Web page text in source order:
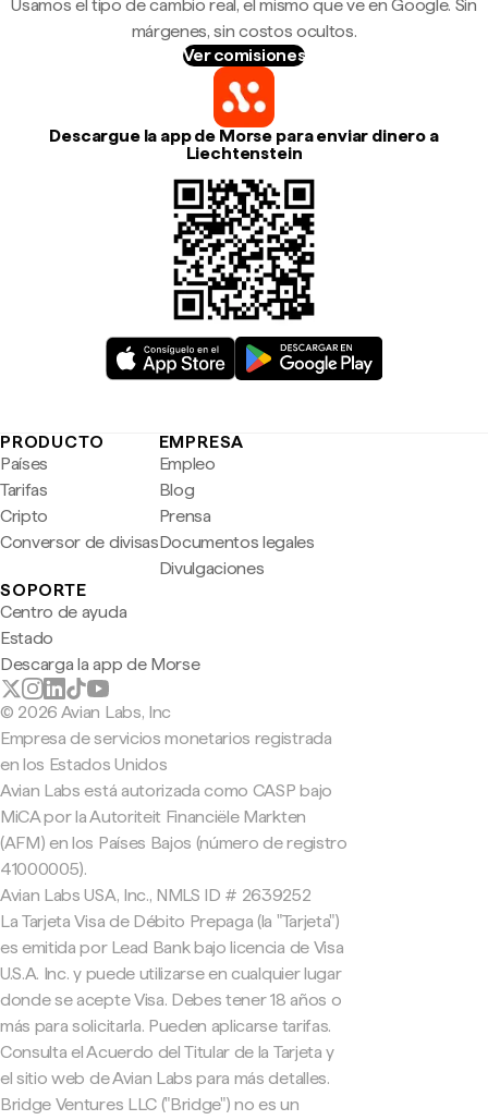
Usamos el tipo de cambio real, el mismo que ve en Google. Sin
márgenes, sin costos ocultos.
Ver comisiones
Descargue la app de Morse para enviar dinero a
Liechtenstein
PRODUCTO
Países
Tarifas
Cripto
Conversor de divisas
EMPRESA
Empleo
Blog
Prensa
Documentos legales
Divulgaciones
SOPORTE
Centro de ayuda
Estado
Descarga la app de Morse
© 2026 Avian Labs, Inc
Empresa de servicios monetarios registrada
en los Estados Unidos
Avian Labs está autorizada como CASP bajo
MiCA por la Autoriteit Financiële Markten
(AFM) en los Países Bajos (número de registro
41000005).
Avian Labs USA, Inc., NMLS ID # 2639252
La Tarjeta Visa de Débito Prepaga (la "Tarjeta")
es emitida por Lead Bank bajo licencia de Visa
U.S.A. Inc. y puede utilizarse en cualquier lugar
donde se acepte Visa. Debes tener 18 años o
más para solicitarla. Pueden aplicarse tarifas.
Consulta el Acuerdo del Titular de la Tarjeta y
el sitio web de Avian Labs para más detalles.
Bridge Ventures LLC ("Bridge") no es un